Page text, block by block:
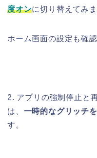
度オンに切り替えてみま
ホーム画面の設定も確
2. アプリの強制停止と
は、 一時的なグリッチ
す。